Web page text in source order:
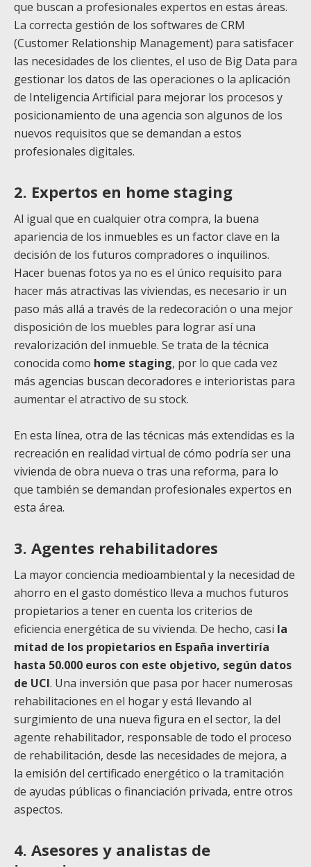
que buscan a profesionales expertos en estas áreas.
La correcta gestión de los softwares de CRM
(Customer Relationship Management) para satisfacer
las necesidades de los clientes, el uso de Big Data para
gestionar los datos de las operaciones o la aplicación
de Inteligencia Artificial para mejorar los procesos y
posicionamiento de una agencia son algunos de los
nuevos requisitos que se demandan a estos
profesionales digitales.
2. Expertos en home staging
Al igual que en cualquier otra compra, la buena
apariencia de los inmuebles es un factor clave en la
decisión de los futuros compradores o inquilinos.
Hacer buenas fotos ya no es el único requisito para
hacer más atractivas las viviendas, es necesario ir un
paso más allá a través de la redecoración o una mejor
disposición de los muebles para lograr así una
revalorización del inmueble. Se trata de la técnica
conocida como home staging, por lo que cada vez
más agencias buscan decoradores e interioristas para
aumentar el atractivo de su stock.
En esta línea, otra de las técnicas más extendidas es la
recreación en realidad virtual de cómo podría ser una
vivienda de obra nueva o tras una reforma, para lo
que también se demandan profesionales expertos en
esta área.
3. Agentes rehabilitadores
La mayor conciencia medioambiental y la necesidad de
ahorro en el gasto doméstico lleva a muchos futuros
propietarios a tener en cuenta los criterios de
eficiencia energética de su vivienda. De hecho, casi la
mitad de los propietarios en España invertiría
hasta 50.000 euros con este objetivo, según datos
de UCI. Una inversión que pasa por hacer numerosas
rehabilitaciones en el hogar y está llevando al
surgimiento de una nueva figura en el sector, la del
agente rehabilitador, responsable de todo el proceso
de rehabilitación, desde las necesidades de mejora, a
la emisión del certificado energético o la tramitación
de ayudas públicas o financiación privada, entre otros
aspectos.
4. Asesores y analistas de